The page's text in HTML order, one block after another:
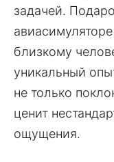
задачей.
близкому
уникальный
не только
ценит
ощущения.